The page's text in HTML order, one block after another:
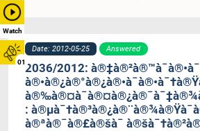
Watch
01
Date: 2012-05-25 Answered
2036/2012:
:
à®ªà®¯à®£à®šà¯